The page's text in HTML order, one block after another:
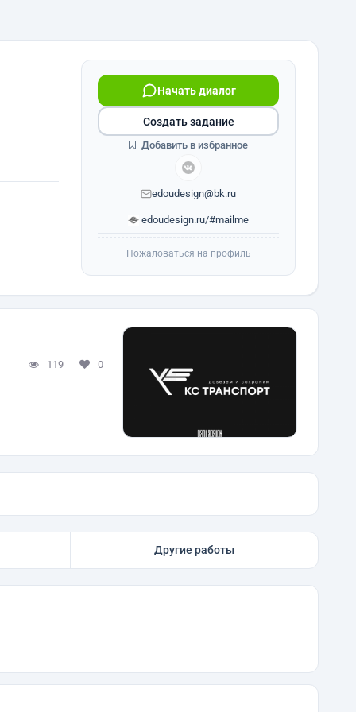
Начать диалог
edoudesign@bk.ru
edoudesign.ru/#mailme
Создать задание
Добавить в избранное
Пожаловаться на профиль
119 0
Другие работы